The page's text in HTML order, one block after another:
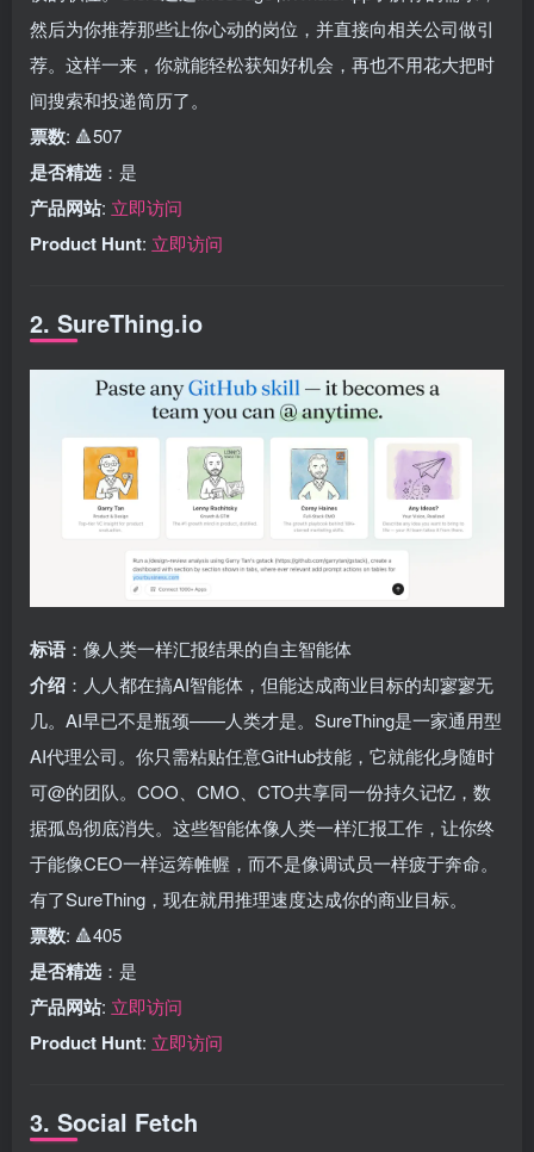
然后为你推荐那些让你心动的岗位，并直接向相关公司做引
荐。这样一来，你就能轻松获知好机会，再也不用花大把时
间搜索和投递简历了。
票数: 🔺507
是否精选 ：是
产品网站: 立即访问
Product Hunt: 立即访问
2. SureThing.io
标语 ：像人类一样汇报结果的自主智能体
介绍 ：人人都在搞AI智能体，但能达成商业目标的却寥寥无
几。AI早已不是瓶颈——人类才是。SureThing是一家通用型
AI代理公司。你只需粘贴任意GitHub技能，它就能化身随时
可@的团队。COO、CMO、CTO共享同一份持久记忆，数
据孤岛彻底消失。这些智能体像人类一样汇报工作，让你终
于能像CEO一样运筹帷幄，而不是像调试员一样疲于奔命。
有了SureThing，现在就用推理速度达成你的商业目标。
票数: 🔺405
是否精选 ：是
产品网站: 立即访问
Product Hunt: 立即访问
3. Social Fetch